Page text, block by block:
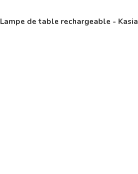
Lampe de table rechargeable - Kasia